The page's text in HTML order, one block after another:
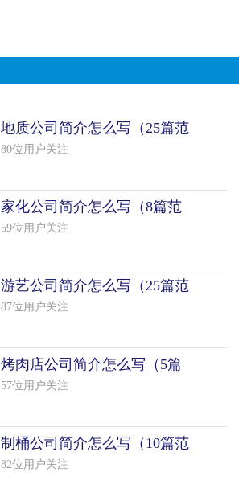
地质公司简介怎么写（25篇范
文）
80位用户关注
家化公司简介怎么写（8篇范
文）
59位用户关注
游艺公司简介怎么写（25篇范
文）
87位用户关注
烤肉店公司简介怎么写（5篇
范文）
57位用户关注
制桶公司简介怎么写（10篇范
文）
82位用户关注